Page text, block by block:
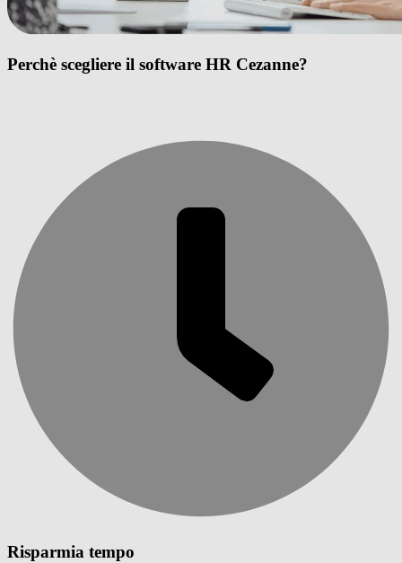
Perchè scegliere il software HR Cezanne?
Risparmia tempo